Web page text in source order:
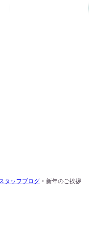
タッフブログ > 新年のご挨拶